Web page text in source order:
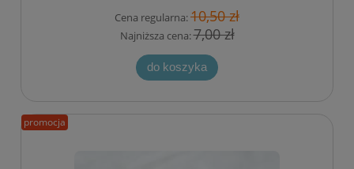
Cena regularna:10,50 zł
Najniższa cena:7,00 zł
do koszyka
promocja